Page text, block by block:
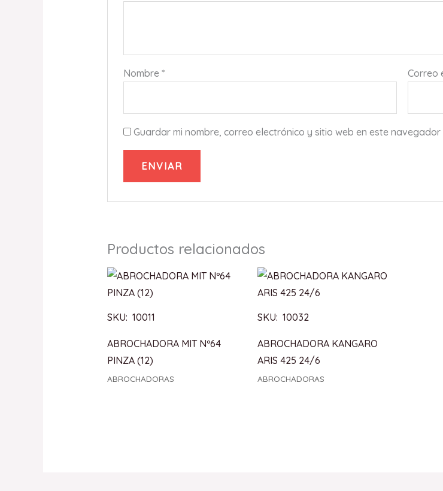
Nombre* Correo
Guardar mi nombre, correo electrónico y sitio web en este
Productos relacionados
SKU: 10011
ABROCHADORA MIT Nº64
PINZA (12)
ABROCHADORAS
SKU: 10032
ABROCHADORA KANGARO
ARIS 425 24/6
ABROCHADORAS